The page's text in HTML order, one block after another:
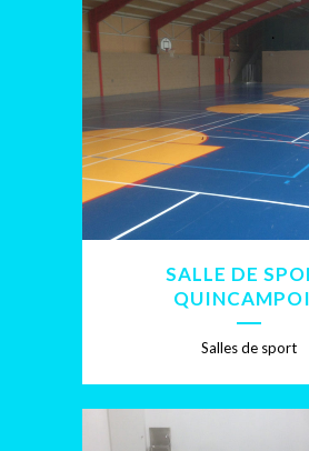
SALLE DE
Salles de sport